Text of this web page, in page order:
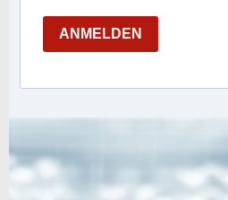
ANMELDEN